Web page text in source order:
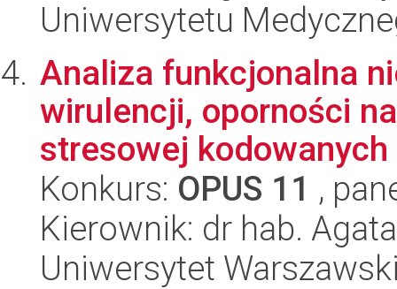
Uniwersytetu
Analiza funkcjonalna
wirulencji, oporności
stresowej
Konkurs: OPUS 11 ,
Kierownik: dr hab.
Uniwersytet